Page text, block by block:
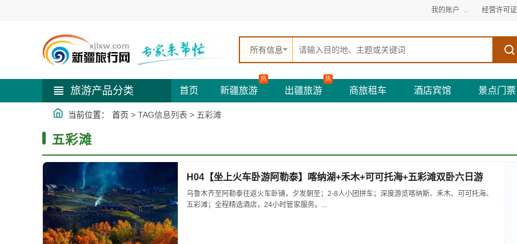
我的账户 经营许可证
所有信息
旅游产品分类 首页 新疆旅游
热
出疆旅游
热
商旅租车 酒店宾馆 景点门票
当前位置： 首页 > TAG信息列表 > 五彩滩
五彩滩
H04【坐上火车卧游阿勒泰】喀纳湖+禾木+可可托海+五彩滩双卧六日游
乌鲁木齐至阿勒泰往返火车卧铺，夕发朝至；2-8人小团拼车；深度游览喀纳斯、禾木、可可托海、
五彩滩；全程精选酒店，24小时管家服务。...